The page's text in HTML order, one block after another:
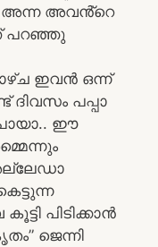
അന്ന അവൻ്റെ
പറഞ്ഞു
ഇവൻ ഒന്ന്
ദിവസം പപ്പാ
ഈ
പിടിക്കാൻ
ജെന്നി